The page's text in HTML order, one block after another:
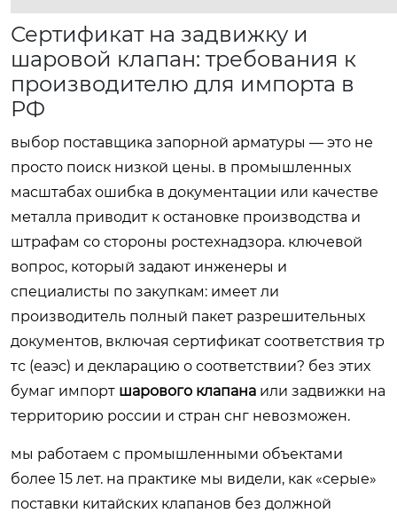
Сертификат на задвижку и
шаровой клапан: требования к
производителю для импорта в
РФ
выбор поставщика запорной арматуры — это не
просто поиск низкой цены. в промышленных
масштабах ошибка в документации или качестве
металла приводит к остановке производства и
штрафам со стороны ростехнадзора. ключевой
вопрос, который задают инженеры и
специалисты по закупкам: имеет ли
производитель полный пакет разрешительных
документов, включая сертификат соответствия тр
тс (еаэс) и декларацию о соответствии? без этих
бумаг импорт шарового клапана или задвижки на
территорию россии и стран снг невозможен.
мы работаем с промышленными объектами
более 15 лет. на практике мы видели, как «серые»
поставки китайских клапанов без должной